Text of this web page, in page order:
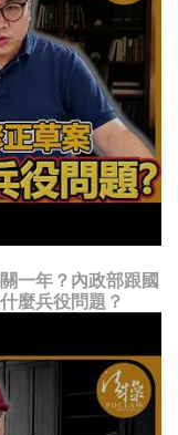
一年？內政部跟國
麼兵役問題？